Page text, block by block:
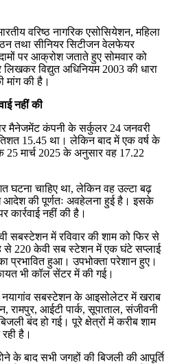
वरिष्ठ नागरिक एसोसियेशन, महिला
तथा सीनियर सिटीजन वेलफेयर
पर आक्रोश जताते हुए सोमवार को
विद्युत अधिनियम 2003 की धारा
मांग की है।
नहीं की
मैनेजमेंट कंपनी के सर्कुलर 24 जनवरी
15.45 था। लेकिन बाद में एक वर्ष के
25 मार्च 2025 के अनुसार वह 17.22
घटना चाहिए था, लेकिन वह उल्टा बढ़
आदेश की पूर्णतः अवहेलना हुई है। इसके
कार्रवाई नहीं की है।
सबस्टेशन में रविवार की शाम को फिर से
220 केवी सब स्टेशन में एक घंटे सप्लाई
प्रभावित हुआ। उपभोक्ता परेशान हुए।
भी कॉल सेंटर में की गई।
नयागांव सबस्टेशन के आइसोलेटर में खराब
आईटी पार्क, सूपाताल, संजीवनी
बंद हो गई। पूरे क्षेत्रों में करीब शाम
है।
के बाद सभी जगहों की बिजली की आपूर्ति